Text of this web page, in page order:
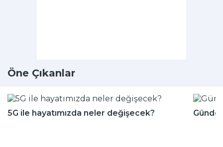
Öne Çıkanlar
5G ile hayatımızda neler değişecek? Günde